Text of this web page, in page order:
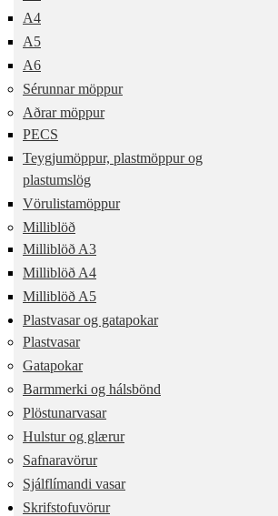
A4
A5
A6
Sérunnar möppur
Aðrar möppur
PECS
Teygjumöppur, plastmöppur og
plastumslög
Vörulistamöppur
Milliblöð
Milliblöð A3
Milliblöð A4
Milliblöð A5
Plastvasar og gatapokar
Plastvasar
Gatapokar
Barmmerki og hálsbönd
Plöstunarvasar
Hulstur og glærur
Safnaravörur
Sjálflímandi vasar
Skrifstofuvörur